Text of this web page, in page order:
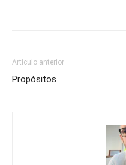
Artículo anterior
Propósitos